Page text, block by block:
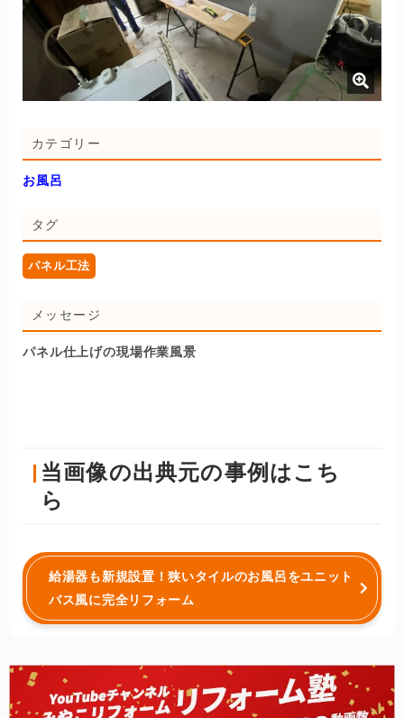
カテゴリー
お風呂
タグ
パネル工法
メッセージ
パネル仕上げの現場作業風景
当画像の出典元の事例はこち
ら
給湯器も新規設置！狭いタイルのお風呂をユニット
バス風に完全リフォーム